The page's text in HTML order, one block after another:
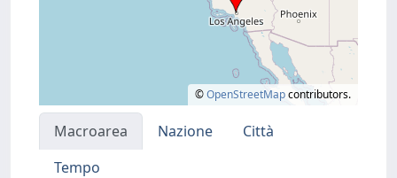
©OpenStreetMapcontributors.
Macroarea Nazione
Città
Tempo